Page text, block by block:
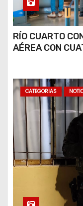
RÍO CUARTO
AÉREA CON
CATEGORIAS